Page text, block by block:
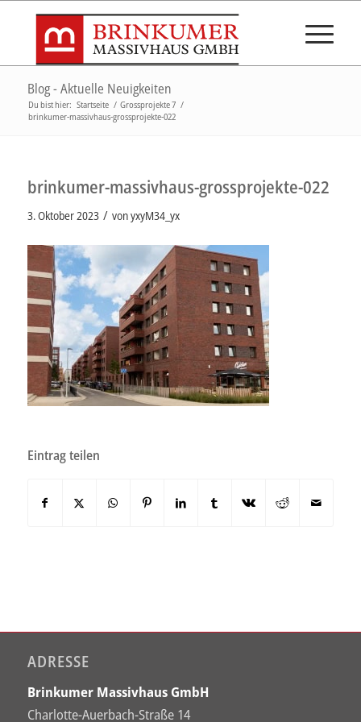
Blog - Aktuelle Neuigkeiten
Du bist hier: Startseite / Grossprojekte 7 /
brinkumer-massivhaus-grossprojekte-022
brinkumer-massivhaus-grossprojekte-022
3. Oktober 2023 / vonyxyM34_yx
Eintrag teilen
ADRESSE
Brinkumer Massivhaus GmbH
Charlotte-Auerbach-Straße 14